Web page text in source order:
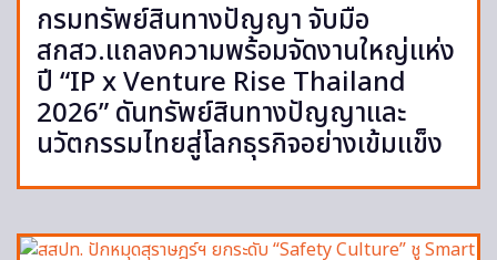
กรมทรัพย์สินทางปัญญา จับมือ
สกสว.แถลงความพร้อมจัดงานใหญ่แห่ง
ปี “IP x Venture Rise Thailand
2026” ดันทรัพย์สินทางปัญญาและ
นวัตกรรมไทยสู่โลกธุรกิจอย่างเข้มแข็ง